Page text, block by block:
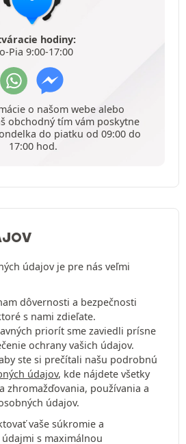
hodiny:
Pia 9:00-17:00
o našom webe alebo
obchodný tím vám poskytne
do piatku od 09:00 do
17:00 hod.
údajov je pre nás veľmi
dôvernosti a bezpečnosti
s nami zdieľate.
priorít sme zaviedli prísne
ochrany vašich údajov.
ste si prečítali našu podrobnú
údajov, kde nájdete všetky
zhromažďovania, používania a
údajov.
vaše súkromie a
s maximálnou